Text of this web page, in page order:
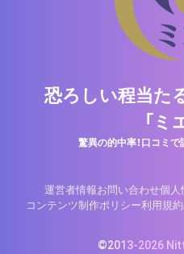
恐ろしい程当た
「ミ
驚異の的中率！口コミ
運営者情報お問い合わせ個人
コンテンツ制作ポリシー利用規約
©2013-2026